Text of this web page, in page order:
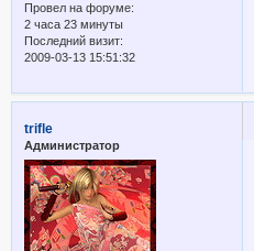
Провел на форуме:
2 часа 23 минуты
Последний визит:
2009-03-13 15:51:32
trifle
Администратор